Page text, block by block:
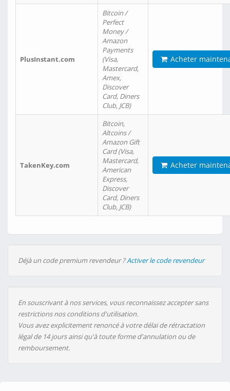
PlusInstant.com
Bitcoin /
Perfect
Money /
Amazon
Payments
(Visa,
Mastercard,
Amex,
Discover
Card, Diners
Club, JCB)
Acheter
TakenKey.com
Bitcoin,
Altcoins /
Amazon Gift
Card (Visa,
Mastercard,
American
Express,
Discover
Card, Diners
Club, JCB)
Acheter
Déjà un code premium revendeur ?Activer le code revendeur
En souscrivant à nos services, vous reconnaissez accepter sans
restrictions nos conditions d'utilisation.
Vous avez explicitement renoncé à votre délai de rétractation
légal de 14 jours ainsi qu'à toute forme d'annulation ou de
remboursement.